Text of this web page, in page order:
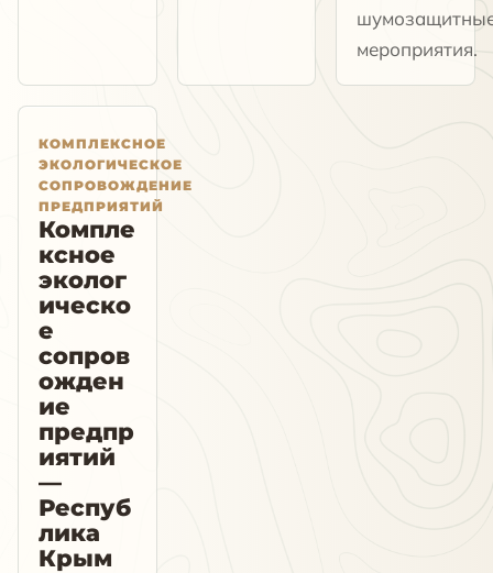
мероприятия.
КОМПЛЕКСНОЕ
ЭКОЛОГИЧЕСКОЕ
СОПРОВОЖДЕНИЕ
ПРЕДПРИЯТИЙ
Компле
ксное
эколог
ическо
е
сопров
ожден
ие
предпр
иятий
—
Респуб
лика
Крым